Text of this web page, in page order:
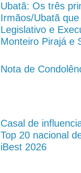
Ubatã: Os três
Irmãos/Ubatã
Legislativo e
Monteiro Pirajá e
Nota de
Casal de
Top 20 nacional
iBest 2026